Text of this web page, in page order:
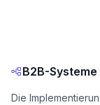
B2B-Systeme
Die